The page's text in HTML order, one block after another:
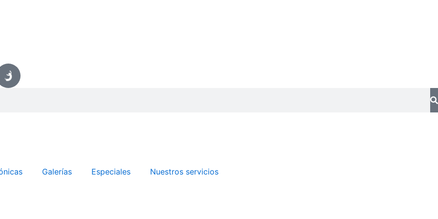
Galerías Especiales Nuestros servicios